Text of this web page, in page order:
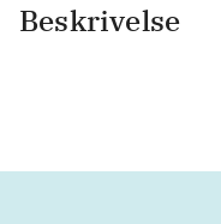
Beskrivelse